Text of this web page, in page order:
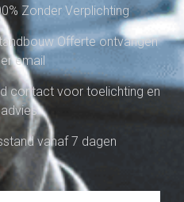
Zonder Verplichting
Offerte ontvangen
email
contact voor toelichting en
advies
vanaf 7 dagen